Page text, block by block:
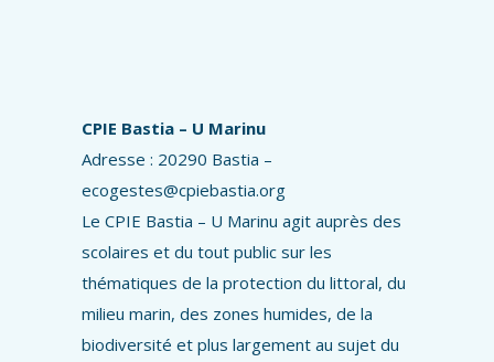
CPIE Bastia – U Marinu
Adresse : 20290 Bastia –
ecogestes@cpiebastia.org
Le CPIE Bastia – U Marinu agit auprès des
scolaires et du tout public sur les
thématiques de la protection du littoral, du
milieu marin, des zones humides, de la
biodiversité et plus largement au sujet du